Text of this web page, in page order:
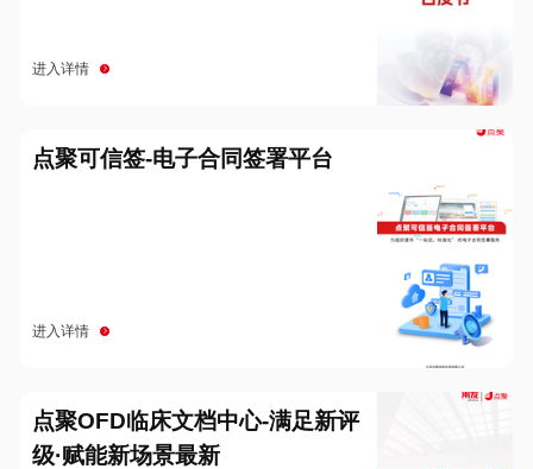
进入详情
点聚可信签-电子合同签署平台
进入详情
点聚OFD临床文档中心-满足新评
级·赋能新场景最新